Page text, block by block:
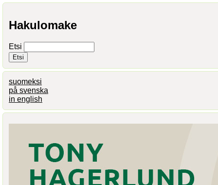
Hakulomake
Etsi
suomeksi
på svenska
in english